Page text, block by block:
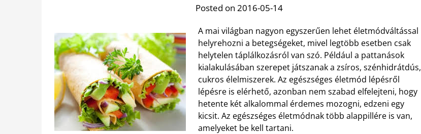
Posted on 2016-05-14
A mai világban nagyon egyszerűen lehet életmódváltással
helyrehozni a betegségeket, mivel legtöbb esetben csak
helytelen táplálkozásról van szó. Például a pattanások
kialakulásában szerepet játszanak a zsíros, szénhidrátdús,
cukros élelmiszerek. Az egészséges életmód lépésről
lépésre is elérhető, azonban nem szabad elfelejteni, hogy
hetente két alkalommal érdemes mozogni, edzeni egy
kicsit. Az egészséges életmódnak több alappillére is van,
amelyeket be kell tartani.